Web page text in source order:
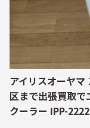
アイリスオーヤマ
区まで出張買取
クーラー IPP-